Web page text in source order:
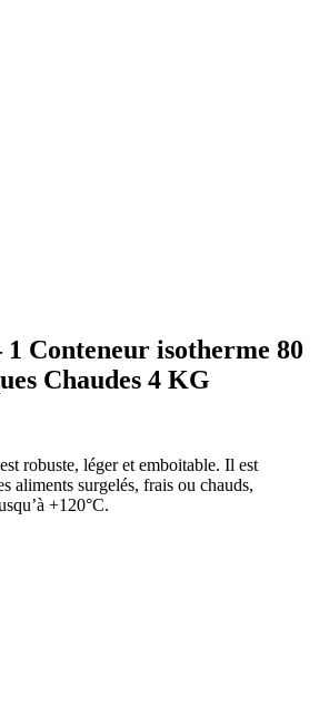
Conteneur isotherme 80
Chaudes 4 KG
robuste, léger et emboitable. Il est
aliments surgelés, frais ou chauds,
+120°C.